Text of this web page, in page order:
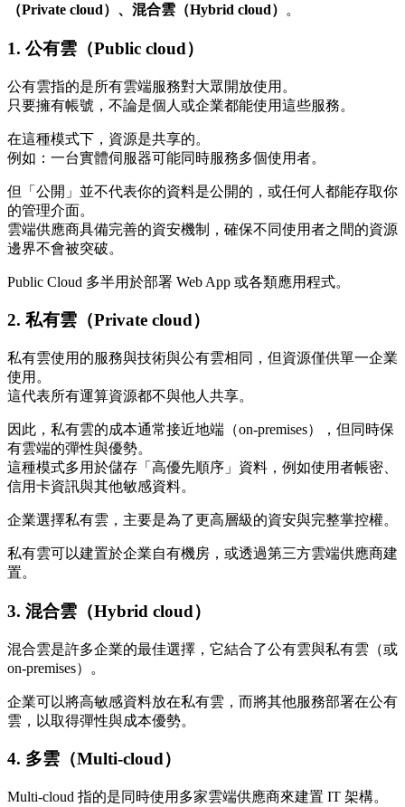
（Private cloud）、混合雲（Hybrid cloud） 。
1. 公有雲（Public cloud）
公有雲指的是所有雲端服務對大眾開放使用。
只要擁有帳號，不論是個人或企業都能使用這些服務。
在這種模式下，資源是共享的。
例如：一台實體伺服器可能同時服務多個使用者。
但「公開」並不代表你的資料是公開的，或任何人都能存取你
的管理介面。
雲端供應商具備完善的資安機制，確保不同使用者之間的資源
邊界不會被突破。
Public Cloud 多半用於部署 Web App 或各類應用程式。
2. 私有雲（Private cloud）
私有雲使用的服務與技術與公有雲相同，但資源僅供單一企業
使用。
這代表所有運算資源都不與他人共享。
因此，私有雲的成本通常接近地端（on-premises），但同時保
有雲端的彈性與優勢。
這種模式多用於儲存「高優先順序」資料，例如使用者帳密、
信用卡資訊與其他敏感資料。
企業選擇私有雲，主要是為了更高層級的資安與完整掌控權。
私有雲可以建置於企業自有機房，或透過第三方雲端供應商建
置。
3. 混合雲（Hybrid cloud）
混合雲是許多企業的最佳選擇，它結合了公有雲與私有雲（或
on-premises）。
企業可以將高敏感資料放在私有雲，而將其他服務部署在公有
雲，以取得彈性與成本優勢。
4. 多雲（Multi-cloud）
Multi-cloud 指的是同時使用多家雲端供應商來建置 IT 架構。